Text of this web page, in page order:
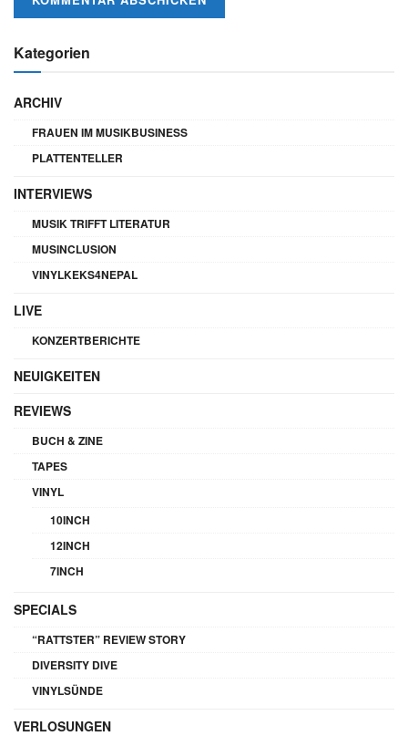
Kategorien
ARCHIV
FRAUEN IM MUSIKBUSINESS
PLATTENTELLER
INTERVIEWS
MUSIK TRIFFT LITERATUR
MUSINCLUSION
VINYLKEKS4NEPAL
LIVE
KONZERTBERICHTE
NEUIGKEITEN
REVIEWS
BUCH & ZINE
TAPES
VINYL
10INCH
12INCH
7INCH
SPECIALS
“RATTSTER” REVIEW STORY
DIVERSITY DIVE
VINYLSÜNDE
VERLOSUNGEN